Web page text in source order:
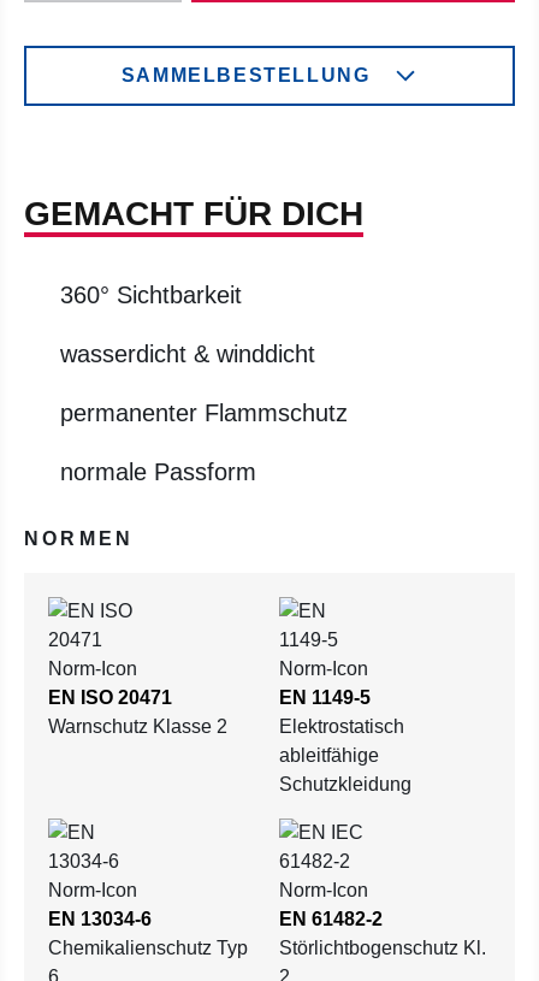
SAMMELBESTELLUNG
GEMACHT FÜR DICH
360° Sichtbarkeit
wasserdicht & winddicht
permanenter Flammschutz
normale Passform
NORMEN
EN ISO 20471
Warnschutz Klasse 2
EN 1149-5
Elektrostatisch
ableitfähige
Schutzkleidung
EN 13034-6
Chemikalienschutz Typ
6
EN 61482-2
Störlichtbogenschutz Kl.
2